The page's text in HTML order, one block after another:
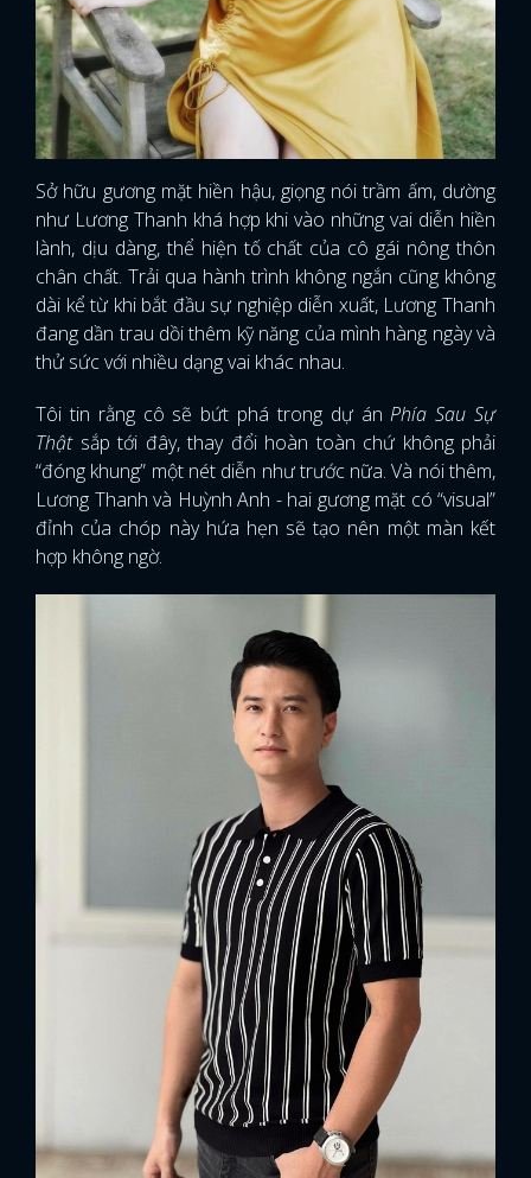
Sở hữu gương mặt hiền hậu, giọng nói trầm ấm, dường
như Lương Thanh khá hợp khi vào những vai diễn hiền
lành, dịu dàng, thể hiện tố chất của cô gái nông thôn
chân chất. Trải qua hành trình không ngắn cũng không
dài kể từ khi bắt đầu sự nghiệp diễn xuất, Lương Thanh
đang dần trau dồi thêm kỹ năng của mình hàng ngày và
thử sức với nhiều dạng vai khác nhau.
Tôi tin rằng cô sẽ bứt phá trong dự ánPhía Sau Sự
Thật sắp tới đây, thay đổi hoàn toàn chứ không phải
“đóng khung” một nét diễn như trước nữa. Và nói thêm,
Lương Thanh và Huỳnh Anh - hai gương mặt có “visual”
đỉnh của chóp này hứa hẹn sẽ tạo nên một màn kết
hợp không ngờ.